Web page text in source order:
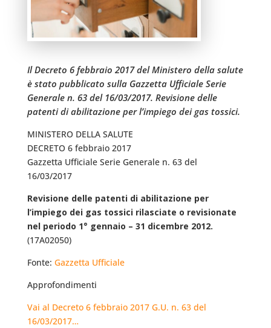
Il Decreto 6 febbraio 2017 del Ministero della salute
è stato pubblicato sulla Gazzetta Ufficiale Serie
Generale n. 63 del 16/03/2017. Revisione delle
patenti di abilitazione per l’impiego dei gas tossici.
MINISTERO DELLA SALUTE
DECRETO 6 febbraio 2017
Gazzetta Ufficiale Serie Generale n. 63 del
16/03/2017
Revisione delle patenti di abilitazione per
l’impiego dei gas tossici rilasciate o revisionate
nel periodo 1° gennaio – 31 dicembre 2012.
(17A02050)
Fonte: Gazzetta Ufficiale
Approfondimenti
Vai al Decreto 6 febbraio 2017 G.U. n. 63 del
16/03/2017…